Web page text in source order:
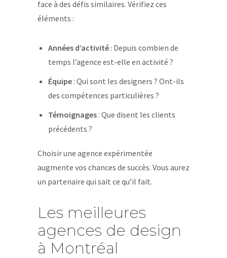
face à des défis similaires. Vérifiez ces
éléments :
Années d’activité: Depuis combien de
temps l’agence est-elle en activité ?
Équipe: Qui sont les designers ? Ont-ils
des compétences particulières ?
Témoignages: Que disent les clients
précédents ?
Choisir une agence expérimentée
augmente vos chances de succès. Vous aurez
un partenaire qui sait ce qu’il fait.
Les meilleures
agences de design
à Montréal